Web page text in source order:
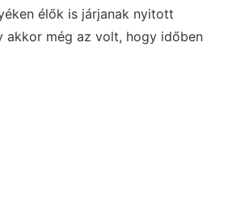
élők is járjanak nyitott
akkor még az volt, hogy időben